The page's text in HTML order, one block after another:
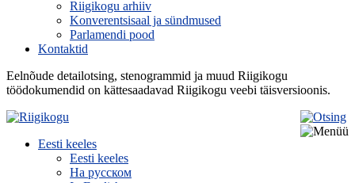
Riigikogu arhiiv
Konverentsisaal ja sündmused
Parlamendi pood
Kontaktid
Eelnõude detailotsing, stenogrammid ja muud Riigikogu
töödokumendid on kättesaadavad Riigikogu veebi täisversioonis.
Eesti keeles
Eesti keeles
На русском